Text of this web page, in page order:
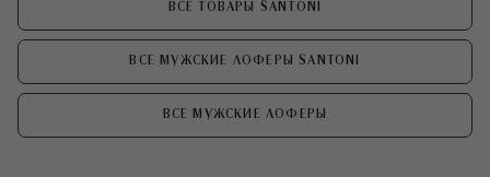
ВСЕ ТОВАРЫ SANTONI
ВСЕ МУЖСКИЕ ЛОФЕРЫ SANTONI
ВСЕ МУЖСКИЕ ЛОФЕРЫ